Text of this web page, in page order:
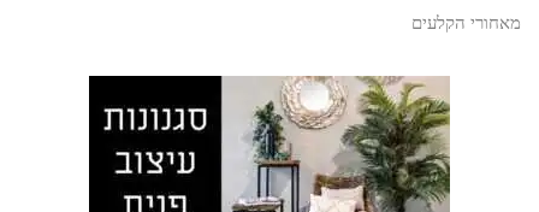
מאחורי הקלעים